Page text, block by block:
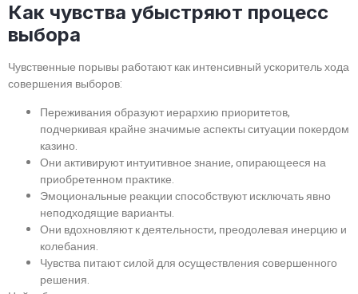
Как чувства убыстряют процесс
выбора
Чувственные порывы работают как интенсивный ускоритель хода
совершения выборов:
Переживания образуют иерархию приоритетов,
подчеркивая крайне значимые аспекты ситуации покердом
казино.
Они активируют интуитивное знание, опирающееся на
приобретенном практике.
Эмоциональные реакции способствуют исключать явно
неподходящие варианты.
Они вдохновляют к деятельности, преодолевая инерцию и
колебания.
Чувства питают силой для осуществления совершенного
решения.